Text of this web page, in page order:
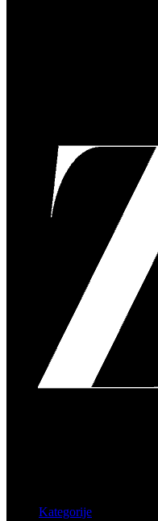
Kategorije